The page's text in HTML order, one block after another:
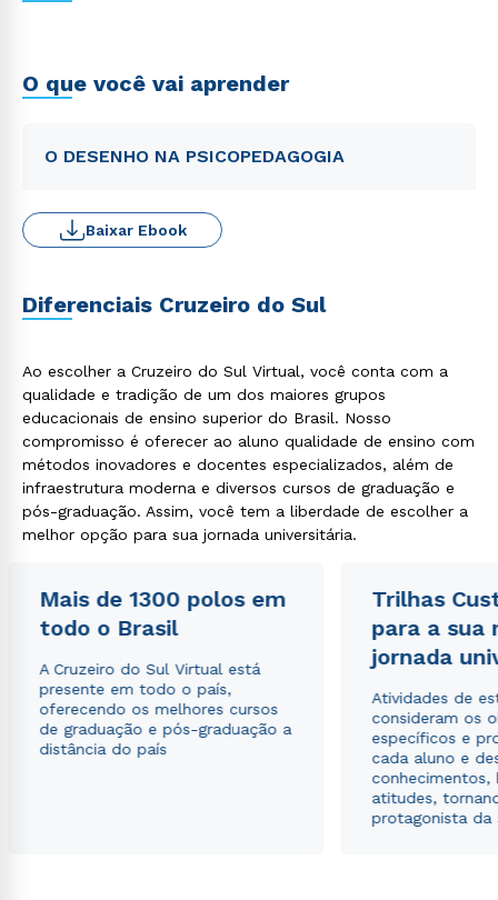
O que você vai aprender
O DESENHO NA PSICOPEDAGOGIA
Baixar Ebook
Diferenciais Cruzeiro do Sul
Ao escolher a Cruzeiro do Sul Virtual, você conta com a
qualidade e tradição de um dos maiores grupos
educacionais de ensino superior do Brasil. Nosso
compromisso é oferecer ao aluno qualidade de ensino com
métodos inovadores e docentes especializados, além de
infraestrutura moderna e diversos cursos de graduação e
pós-graduação. Assim, você tem a liberdade de escolher a
melhor opção para sua jornada universitária.
Mais de 1300 polos em
todo o Brasil
A Cruzeiro do Sul Virtual está
presente em todo o país,
oferecendo os melhores cursos
de graduação e pós-graduação a
distância do país
Trilhas
para a sua
jornada
Atividades de
consideram os
específicos e
cada aluno e
conhecimentos,
atitudes,
protagonista da